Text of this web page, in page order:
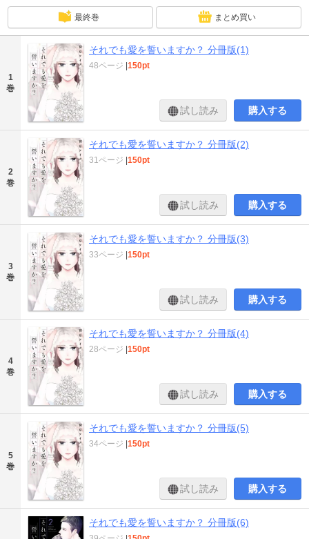
最終巻 まとめ買い
1
巻
それでも愛を誓いますか？ 分冊版(1)
48ページ |150pt
試し読み 購入する
2
巻
それでも愛を誓いますか？ 分冊版(2)
31ページ |150pt
試し読み 購入する
3
巻
それでも愛を誓いますか？ 分冊版(3)
33ページ |150pt
試し読み 購入する
4
巻
それでも愛を誓いますか？ 分冊版(4)
28ページ |150pt
試し読み 購入する
5
巻
それでも愛を誓いますか？ 分冊版(5)
34ページ |150pt
試し読み 購入する
それでも愛を誓いますか？ 分冊版(6)